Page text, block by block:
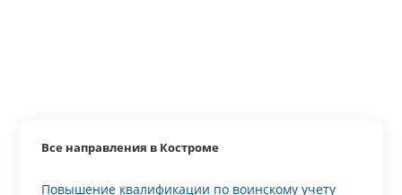
Все направления в Костроме
Повышение квалификации по воинскому учету